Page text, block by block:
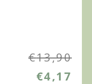
€13,90
€4,17